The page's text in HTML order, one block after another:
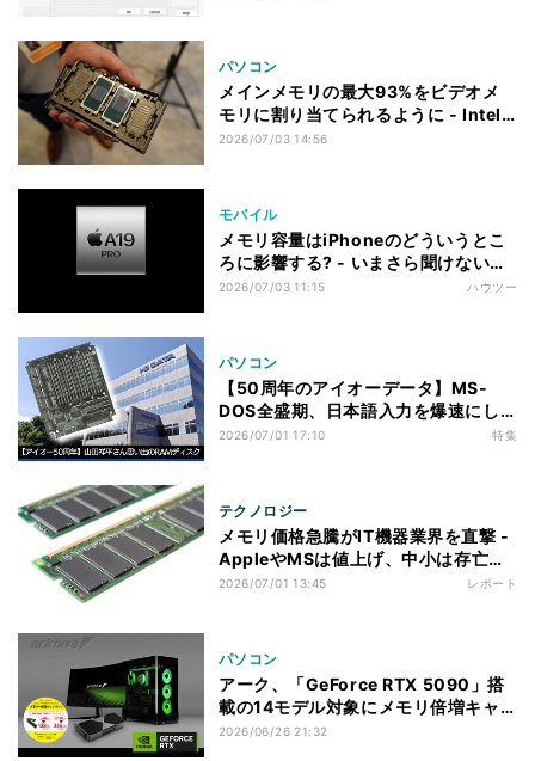
パソコン
メインメモリの最大93%をビデオメ
モリに割り当てられるように - Intel
Panther Lake等で
2026/07/03 14:56
モバイル
メモリ容量はiPhoneのどういうとこ
ろに影響する? - いまさら聞けない
iPhoneのなぜ
2026/07/03 11:15 ハウツー
パソコン
【50周年のアイオーデータ】MS-
DOS全盛期、日本語入力を爆速にし
てくれたRAMディスク（山田祥平さ
2026/07/01 17:10 特集
テクノロジー
メモリ価格急騰がIT機器業界を直撃 -
AppleやMSは値上げ、中小は存亡の
危機
2026/07/01 13:45 レポート
パソコン
アーク、「GeForce RTX 5090」搭
載の14モデル対象にメモリ倍増キャ
ンペーン。128GB搭載モデルは
2026/06/26 21:32